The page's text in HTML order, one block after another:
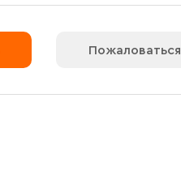
Пожаловаться